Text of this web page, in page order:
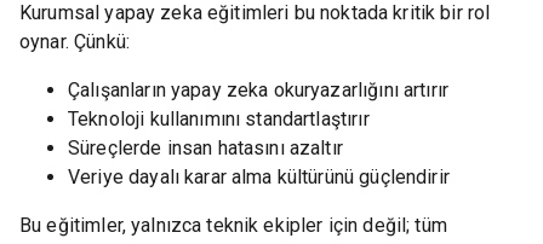
Kurumsal yapay zeka eğitimleri bu noktada kritik bir rol
oynar. Çünkü:
Çalışanların yapay zeka okuryazarlığını artırır
Teknoloji kullanımını standartlaştırır
Süreçlerde insan hatasını azaltır
Veriye dayalı karar alma kültürünü güçlendirir
Bu eğitimler, yalnızca teknik ekipler için değil; tüm